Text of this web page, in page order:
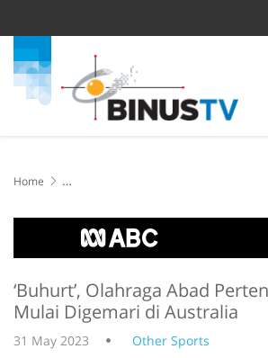
Home
Australia
‘Buhurt’, Olahraga Abad
Mulai Digemari di Australia
31 May 2023 Other Sports